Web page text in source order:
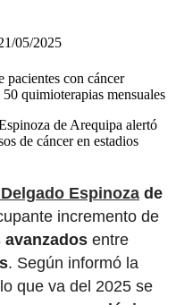
05/2025
de Arequipa alertó
de cáncer en estadios
Espinoza de
incremento de
entre
. Según informó la
que va del 2025 se